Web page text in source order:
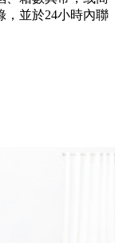
，並於24小時內聯